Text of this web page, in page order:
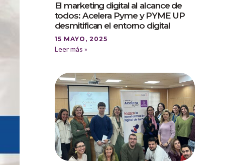
El marketing digital al alcance de
todos: Acelera Pyme y PYME UP
desmitifican el entorno digital
15 MAYO, 2025
Leer más »